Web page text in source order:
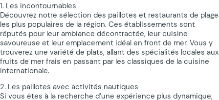
1. Les incontournables
Découvrez notre sélection des paillotes et restaurants de plage
les plus populaires de la région. Ces établissements sont
réputés pour leur ambiance décontractée, leur cuisine
savoureuse et leur emplacement idéal en front de mer. Vous y
trouverez une variété de plats, allant des spécialités locales aux
fruits de mer frais en passant par les classiques de la cuisine
internationale.
2. Les paillotes avec activités nautiques
Si vous êtes à la recherche d’une expérience plus dynamique,